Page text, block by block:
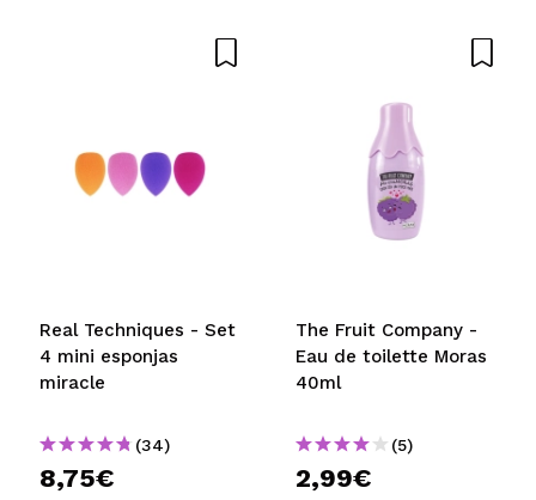
Real Techniques - Set
4 mini esponjas
miracle
(34)
8,75€
The Fruit Company -
Eau de toilette Moras
40ml
(5)
2,99€